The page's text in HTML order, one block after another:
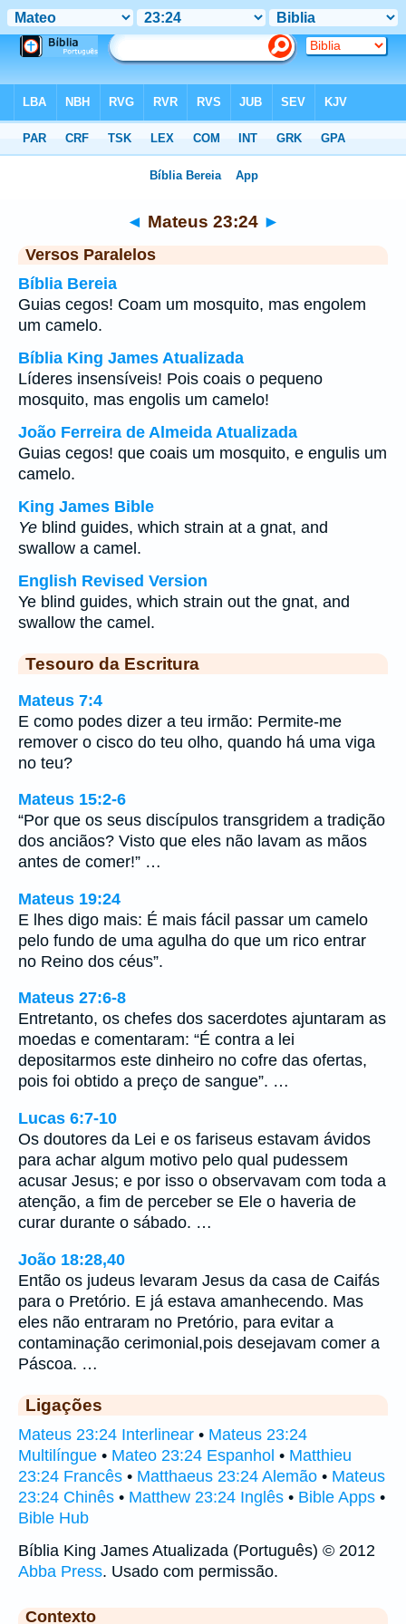
◄ Mateus 23:24 ►
Versos Paralelos
Bíblia Bereia
Guias cegos! Coam um mosquito, mas engolem
um camelo.
Bíblia King James Atualizada
Líderes insensíveis! Pois coais o pequeno
mosquito, mas engolis um camelo!
João Ferreira de Almeida Atualizada
Guias cegos! que coais um mosquito, e engulis um
camelo.
King James Bible
Ye blind guides, which strain at a gnat, and
swallow a camel.
English Revised Version
Ye blind guides, which strain out the gnat, and
swallow the camel.
Tesouro da Escritura
Mateus 7:4
E como podes dizer a teu irmão: Permite-me
remover o cisco do teu olho, quando há uma viga
no teu?
Mateus 15:2-6
“Por que os seus discípulos transgridem a tradição
dos anciãos? Visto que eles não lavam as mãos
antes de comer!” …
Mateus 19:24
E lhes digo mais: É mais fácil passar um camelo
pelo fundo de uma agulha do que um rico entrar
no Reino dos céus”.
Mateus 27:6-8
Entretanto, os chefes dos sacerdotes ajuntaram as
moedas e comentaram: “É contra a lei
depositarmos este dinheiro no cofre das ofertas,
pois foi obtido a preço de sangue”. …
Lucas 6:7-10
Os doutores da Lei e os fariseus estavam ávidos
para achar algum motivo pelo qual pudessem
acusar Jesus; e por isso o observavam com toda a
atenção, a fim de perceber se Ele o haveria de
curar durante o sábado. …
João 18:28,40
Então os judeus levaram Jesus da casa de Caifás
para o Pretório. E já estava amanhecendo. Mas
eles não entraram no Pretório, para evitar a
contaminação cerimonial,pois desejavam comer a
Páscoa. …
Ligações
Mateus 23:24 Interlinear • Mateus 23:24
Multilíngue • Mateo 23:24 Espanhol • Matthieu
23:24 Francês • Matthaeus 23:24 Alemão • Mateus
23:24 Chinês • Matthew 23:24 Inglês • Bible Apps •
Bible Hub
Bíblia King James Atualizada (Português) © 2012
Abba Press. Usado com permissão.
Contexto